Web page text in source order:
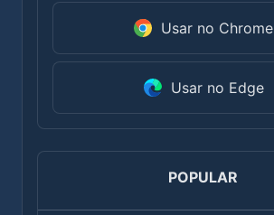
Usar no Chrome
Usar no Edge
POPULAR